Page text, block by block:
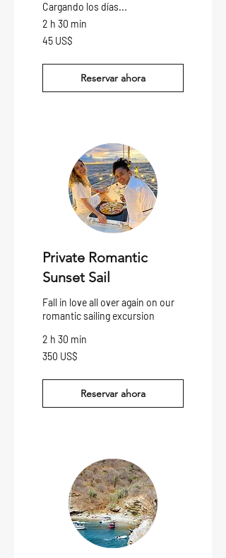
Cargando los días...
2 h 30 min
45
dólares
45 US$
Reservar ahora
Private Romantic
Sunset Sail
Fall in love all over again on our
romantic sailing excursion
2 h 30 min
350
dólares
350 US$
Reservar ahora